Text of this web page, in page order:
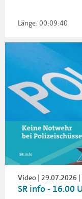
Länge: 00:09:40
Video | 29.07.2026 |
SR info - 16.00